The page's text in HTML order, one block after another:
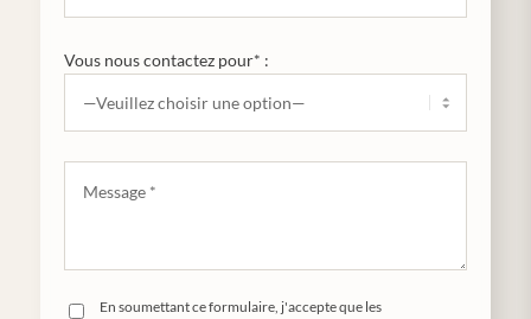
Vous nous contactez pour* :
En soumettant ce formulaire, j'accepte que les